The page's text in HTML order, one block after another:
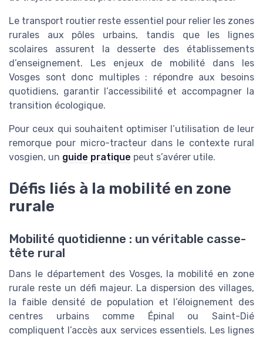
Le transport routier reste essentiel pour relier les zones
rurales aux pôles urbains, tandis que les lignes
scolaires assurent la desserte des établissements
d’enseignement. Les enjeux de mobilité dans les
Vosges sont donc multiples : répondre aux besoins
quotidiens, garantir l’accessibilité et accompagner la
transition écologique.
Pour ceux qui souhaitent optimiser l’utilisation de leur
remorque pour micro-tracteur dans le contexte rural
vosgien, un guide pratique peut s’avérer utile.
Défis liés à la mobilité en zone
rurale
Mobilité quotidienne : un véritable casse-
tête rural
Dans le département des Vosges, la mobilité en zone
rurale reste un défi majeur. La dispersion des villages,
la faible densité de population et l’éloignement des
centres urbains comme Épinal ou Saint-Dié
compliquent l’accès aux services essentiels. Les lignes